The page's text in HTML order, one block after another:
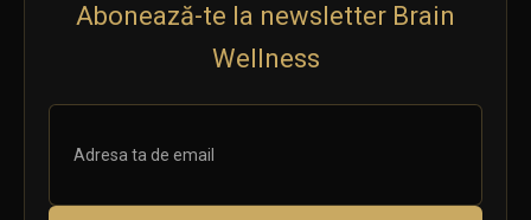
Abonează-te la newsletter Brain
Wellness